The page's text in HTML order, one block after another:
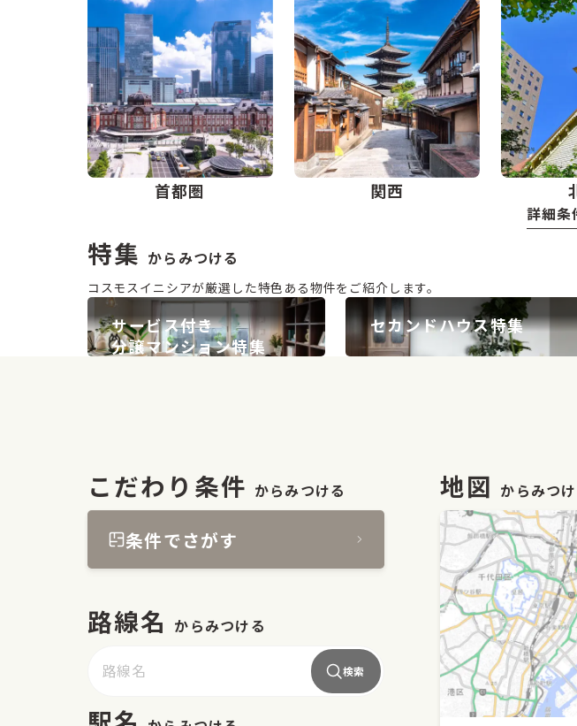
首都圏 関西
詳細条
特集 からみつける
コスモスイニシアが厳選した特色ある物件をご紹介します。
サービス付き
分譲マンション特集
セカンドハウス特集
こだわり条件 からみつける
条件でさがす
地図 からみつ
路線名 からみつける
検索